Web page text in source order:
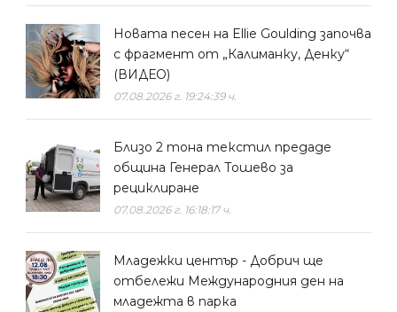
Новата песен на Ellie Goulding започва
с фрагмент от „Калиманку, Денку“
(ВИДЕО)
07.08.2026 г. 19:24:39 ч.
Близо 2 тона текстил предаде
община Генерал Тошево за
рециклиране
07.08.2026 г. 16:18:17 ч.
Младежки център - Добрич ще
отбележи Международния ден на
младежта в парка